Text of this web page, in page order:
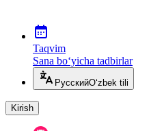
Taqvim
Sana bo‘yicha tadbirlar
РусскийO‘zbek tili
Kirish